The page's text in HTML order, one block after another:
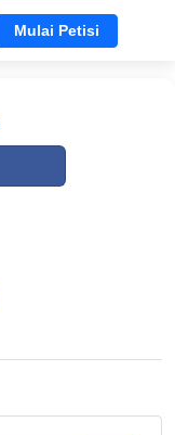
Mulai Petisi